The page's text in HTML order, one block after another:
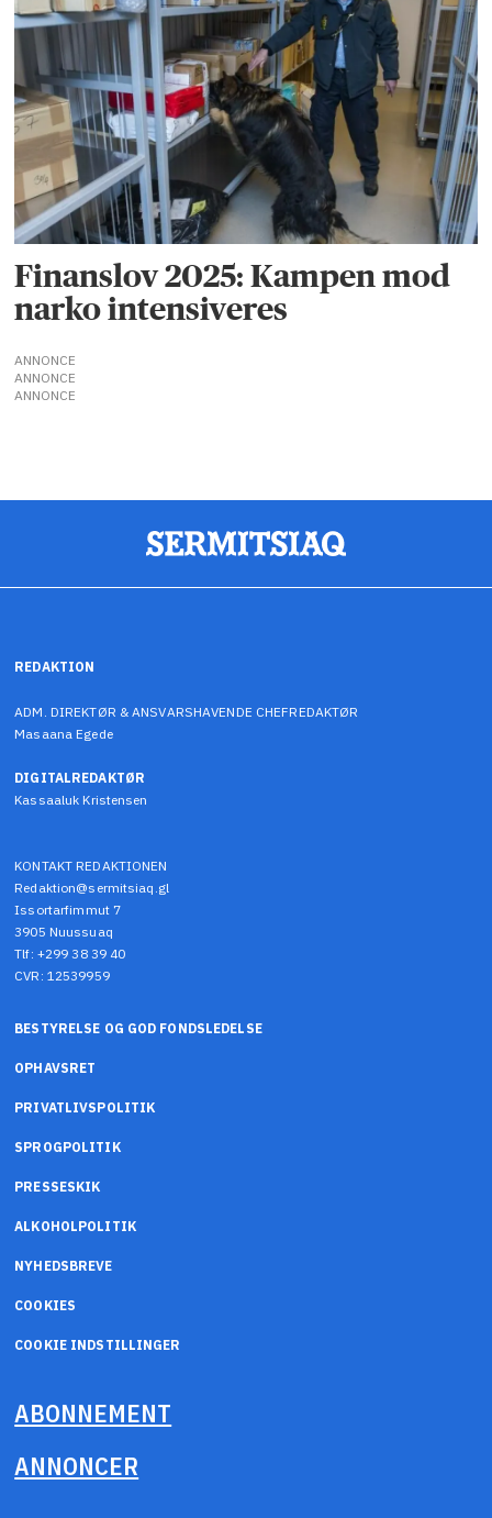
Finanslov 2025: Kampen mod
narko intensiveres
ANNONCE
ANNONCE
ANNONCE
REDAKTION
ADM. DIREKTØR & ANSVARSHAVENDE CHEFREDAKTØR
Masaana Egede
DIGITALREDAKTØR
Kassaaluk Kristensen
KONTAKT REDAKTIONEN
Redaktion@sermitsiaq.gl
Issortarfimmut 7
3905 Nuussuaq
Tlf: +299 38 39 40
CVR: 12539959
BESTYRELSE OG GOD FONDSLEDELSE
OPHAVSRET
PRIVATLIVSPOLITIK
SPROGPOLITIK
PRESSESKIK
ALKOHOLPOLITIK
NYHEDSBREVE
COOKIES
COOKIE INDSTILLINGER
ABONNEMENT
ANNONCER